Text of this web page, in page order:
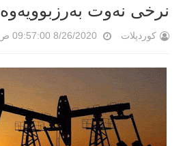
نرخی نەوت بەرزبوویەوە
کوردپلات 8/26/2020 09:57:00 ص